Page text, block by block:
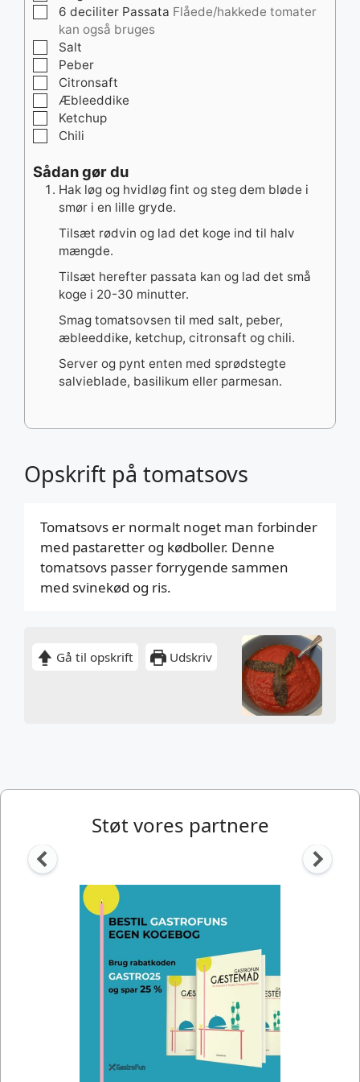
Gå til opskrift Udskriv
Opskrift på tomatsovs
Tomatsovs er normalt noget man forbinder
med pastaretter og kødboller. Denne
tomatsovs passer forrygende sammen
med svinekød og ris.
▢
6 deciliter Passata Flåede/hakkede tomater
kan også bruges
▢
Salt
▢
Peber
▢
Citronsaft
▢
Æbleeddike
▢
Ketchup
▢
Chili
Sådan gør du
Hak løg og hvidløg fint og steg dem bløde i
smør i en lille gryde.
Tilsæt rødvin og lad det koge ind til halv
mængde.
Tilsæt herefter passata kan og lad det små
koge i 20-30 minutter.
Smag tomatsovsen til med salt, peber,
æbleeddike, ketchup, citronsaft og chili.
Server og pynt enten med sprødstegte
salvieblade, basilikum eller parmesan.
Støt vores partnere